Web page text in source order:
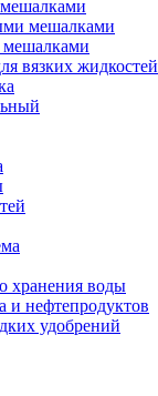
мешалками
вязких жидкостей
хранения воды
и нефтепродуктов
удобрений